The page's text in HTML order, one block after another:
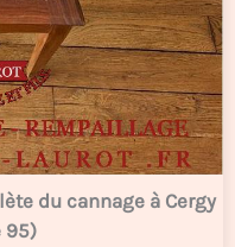
du cannage à Cergy
95)